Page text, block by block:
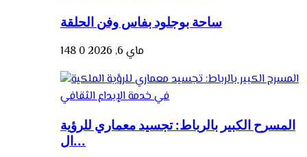
ساحة بوجلود بفاس وفن الحلقة
ماي 6, 2026 0
148
المسرح الكبير بالرباط: تجسيد معماري للرؤية
ال...